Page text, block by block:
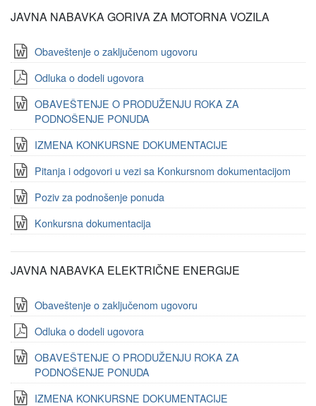
JAVNA NABAVKA GORIVA ZA MOTORNA VOZILA
Obaveštenje o zaključenom ugovoru
Odluka o dodeli ugovora
OBAVEŠTENJE O PRODUŽENJU ROKA ZA
PODNOŠENJE PONUDA
IZMENA KONKURSNE DOKUMENTACIJE
Pitanja i odgovori u vezi sa Konkursnom dokumentacijom
Poziv za podnošenje ponuda
Konkursna dokumentacija
JAVNA NABAVKA ELEKTRIČNE ENERGIJE
Obaveštenje o zaključenom ugovoru
Odluka o dodeli ugovora
OBAVEŠTENJE O PRODUŽENJU ROKA ZA
PODNOŠENJE PONUDA
IZMENA KONKURSNE DOKUMENTACIJE